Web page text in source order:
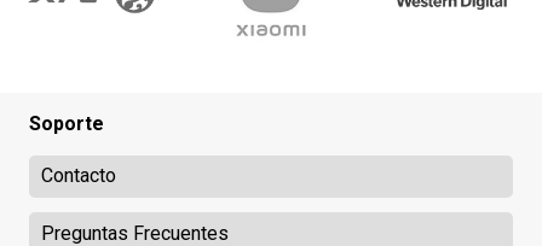
Soporte
Contacto
Preguntas Frecuentes